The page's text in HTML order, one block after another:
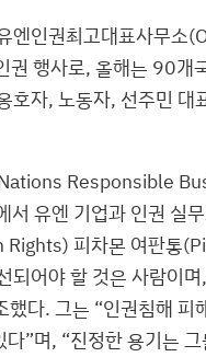
엔인권최고대표사무소
권 행사로, 올해는 90
호자, 노동자, 선주민 대
Responsible
유엔 기업과 인권 실
피차몬 여판통
어야 할 것은 사람이
다. 그는 “인권침해 피
”며, “진정한 용기는